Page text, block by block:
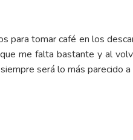
para tomar café en los
me falta bastante y al
será lo más parecido